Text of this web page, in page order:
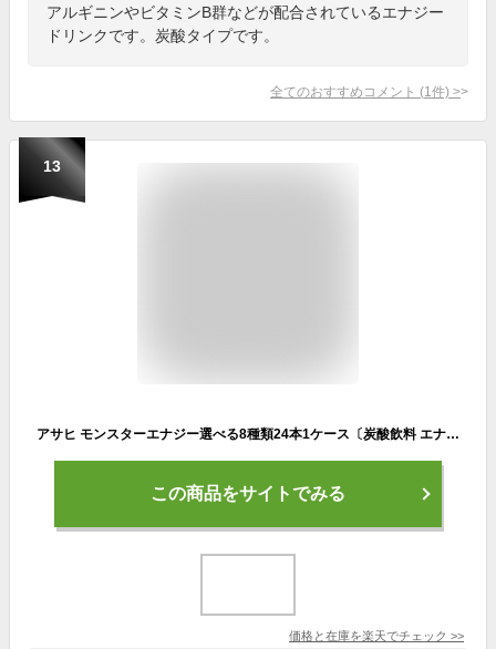
アルギニンやビタミンB群などが配合されているエナジー
ドリンクです。炭酸タイプです。
全てのおすすめコメント (1 件) >
13
アサヒ モンスターエナジー選べる8種類24本1ケース〔炭酸飲料 エナジードリンク 栄養ドリンク もんすたーえなじー Monster Energy〕
この商品をサイトでみる
価格と在庫を楽天でチェック >>